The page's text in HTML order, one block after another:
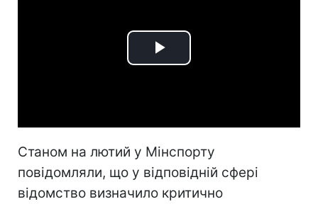
Play
Станом на лютий у Мінспорту
повідомляли, що у відповідній сфері
відомство визначило критично